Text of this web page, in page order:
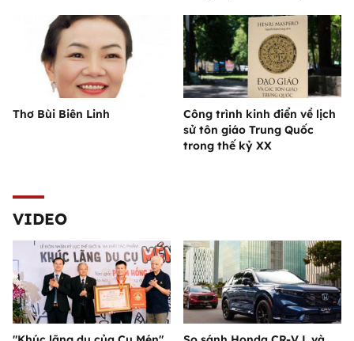
Thơ Bùi Biên Linh
Công trình kinh điển về lịch
sử tôn giáo Trung Quốc
trong thế kỷ XX
VIDEO